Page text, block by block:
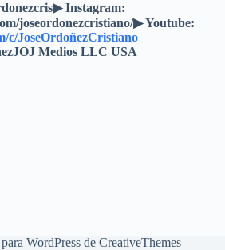
Instagram:
joseordonezcristiano/▶ Youtube:
c/JoseOrdoñezCristiano
Medios LLC USA
WordPress de CreativeThemes